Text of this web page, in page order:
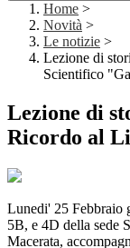
Home >
Novità >
Le notizie >
Lezione di
Scientifico
Lezione di
Ricordo al
Lunedi' 25 Febbraio
5B, e 4D della sede
Macerata,